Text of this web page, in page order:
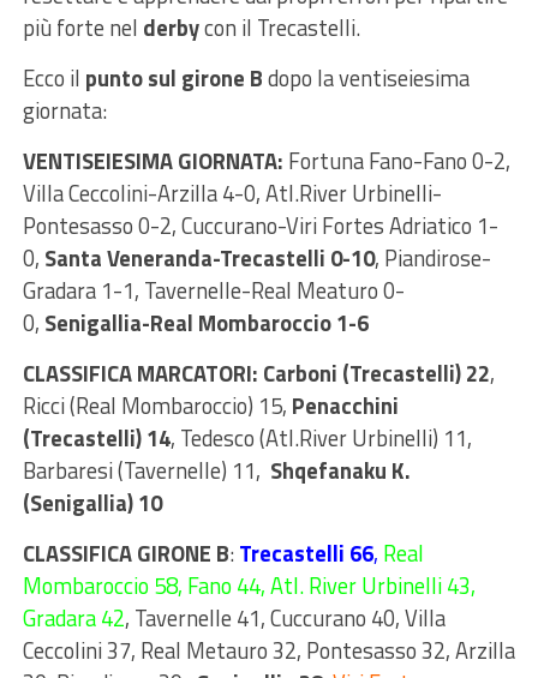
più forte nel derbycon il Trecastelli.
Ecco il punto sul girone Bdopo la ventiseiesima
giornata:
VENTISEIESIMA GIORNATA: Fortuna Fano-Fano 0-2,
Villa Ceccolini-Arzilla 4-0, Atl.River Urbinelli-
Pontesasso 0-2, Cuccurano-Viri Fortes Adriatico 1-
0, Santa Veneranda-Trecastelli 0-10, Piandirose-
Gradara 1-1, Tavernelle-Real Meaturo 0-
0, Senigallia-Real Mombaroccio 1-6
CLASSIFICA MARCATORI: Carboni (Trecastelli) 22,
Ricci (Real Mombaroccio) 15, Penacchini
(Trecastelli) 14, Tedesco (Atl.River Urbinelli) 11,
Barbaresi (Tavernelle) 11, Shqefanaku K.
(Senigallia) 10
CLASSIFICA GIRONE B:Trecastelli 66, Real
Mombaroccio 58, Fano 44, Atl. River Urbinelli 43,
Gradara 42, Tavernelle 41, Cuccurano 40, Villa
Ceccolini 37, Real Metauro 32, Pontesasso 32, Arzilla